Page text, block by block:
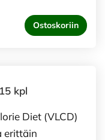
Ostoskoriin
kpl
Diet (VLCD)
erittäin